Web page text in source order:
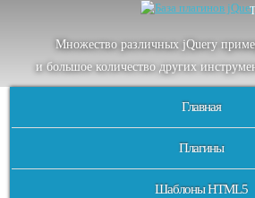
Множество различных jQuery
и большое количество других
Главная
Плагины
Шаблоны HTML5